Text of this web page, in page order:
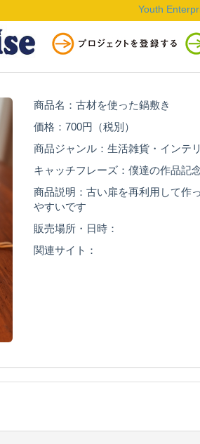
Youth
商品名：古材を使った鍋敷き
価格：700円（税別）
商品ジャンル：生活雑貨・インテ
キャッチフレーズ：僕達の作品記
商品説明：古い扉を再利用して作
やすいです
販売場所・日時：
関連サイト：